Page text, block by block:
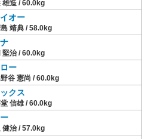
雄造 / 60.0kg
オー
靖典 / 58.0kg
堅治 / 60.0kg
ー
谷 憲尚 / 60.0kg
クス
信雄 / 60.0kg
健治 / 57.0kg